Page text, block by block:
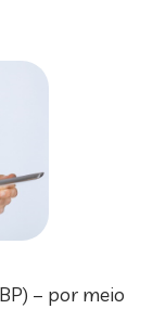
– por meio